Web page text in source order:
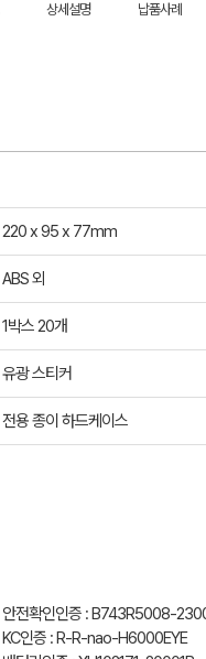
상세설명 납품사례
220 x 95 x 77mm
ABS 외
1박스 20개
유광 스티커
전용 종이 하드케이스
안전확인인증 : B743R5008-
KC인증 : R-R-nao-H6000EYE